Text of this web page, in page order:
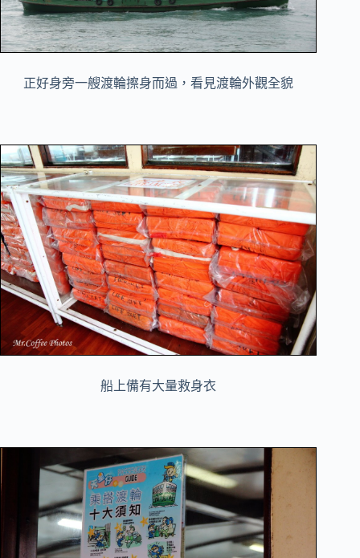
正好身旁一艘渡輪擦身而過，看見渡輪外觀全貌
船上備有大量救身衣